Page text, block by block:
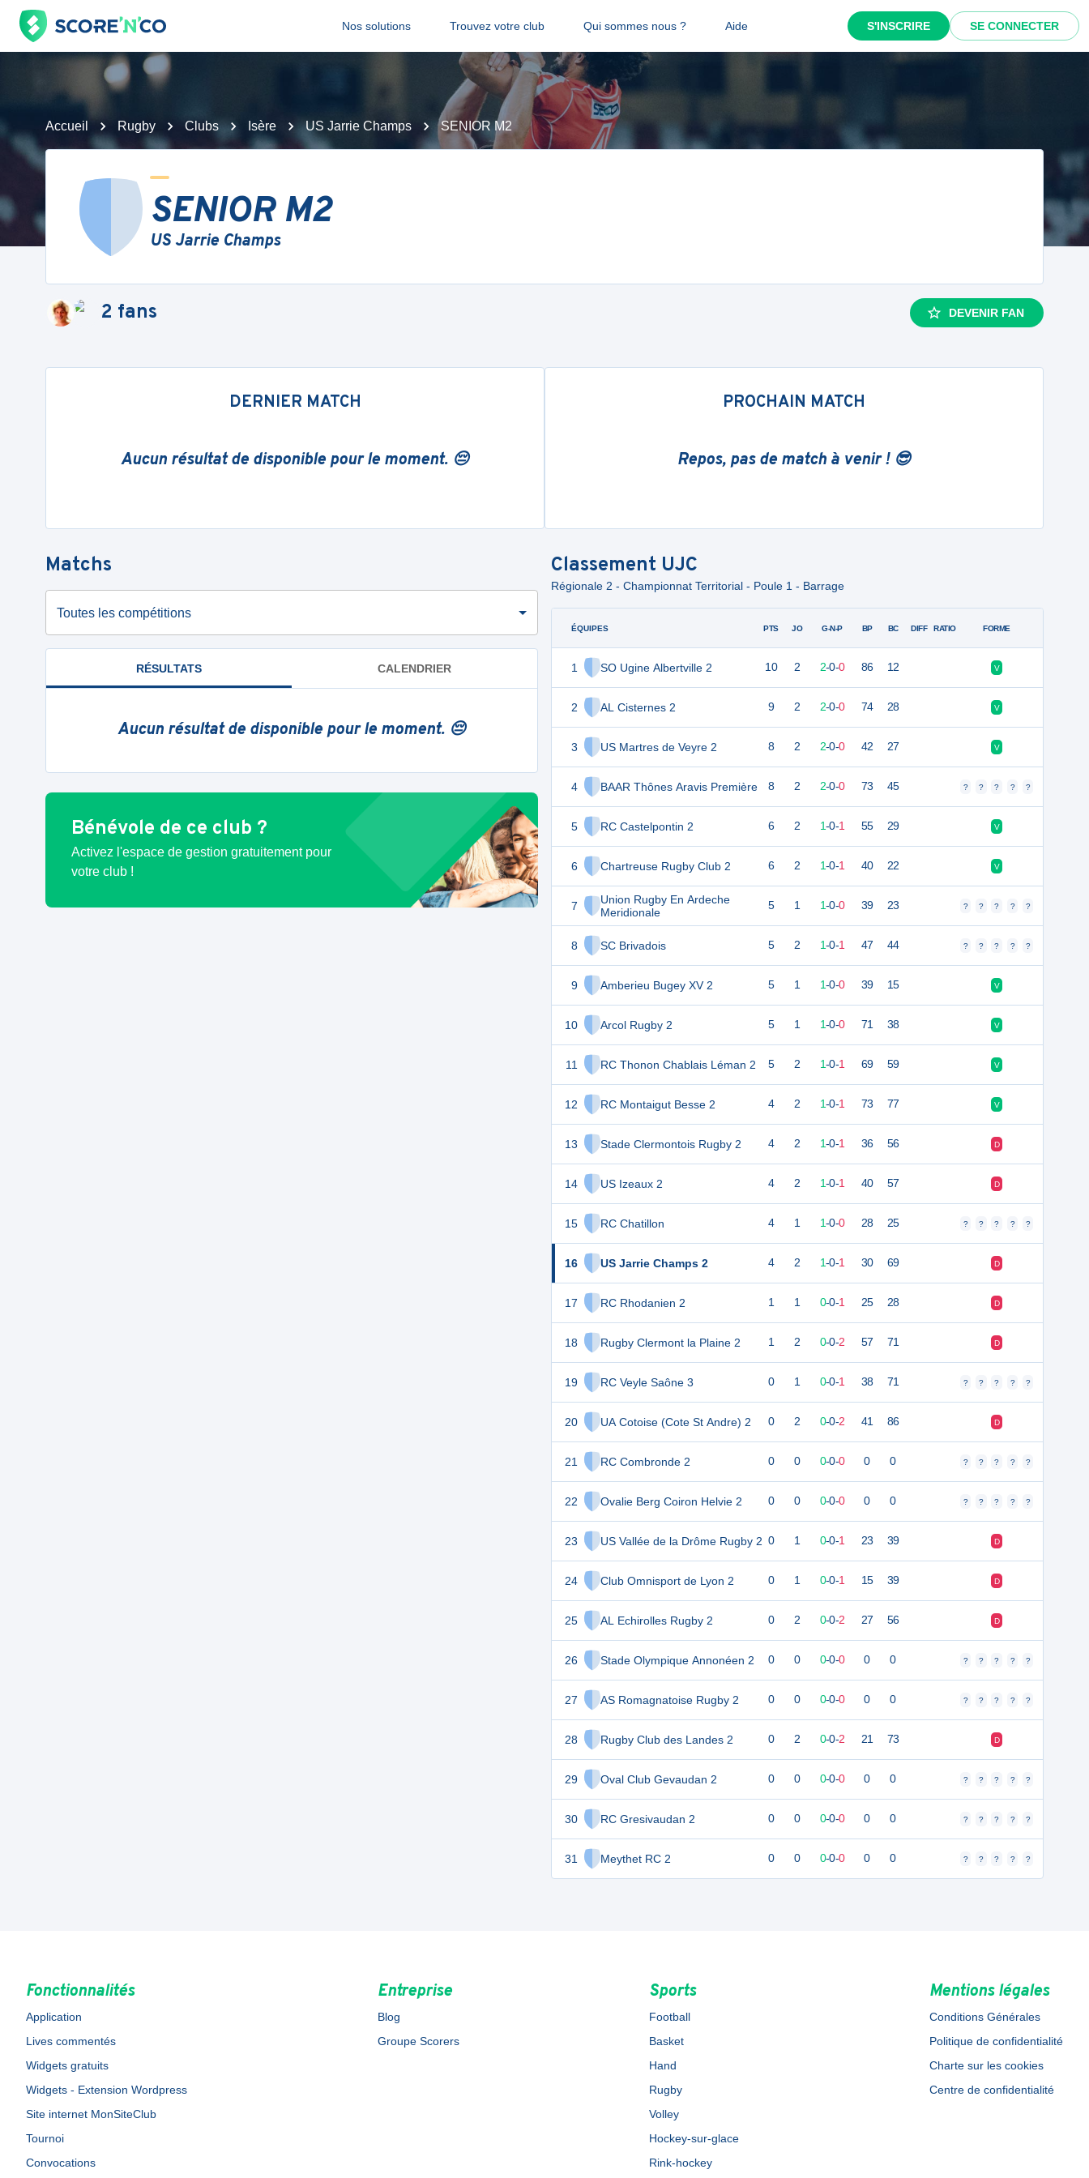
Nos solutions Trouvez votre club Qui sommes nous ? Aide S'INSCRIRE SE CONNECTER
Accueil Rugby Clubs Isère US Jarrie Champs SENIOR M2
SENIOR M2
US Jarrie Champs
2 fans DEVENIR FAN
DERNIER MATCH
Aucun résultat de disponible pour le moment. 😔
PROCHAIN MATCH
Repos, pas de match à venir ! 😎
Matchs
Toutes les compétitions
RÉSULTATS CALENDRIER
Aucun résultat de disponible pour le moment. 😔
Bénévole de ce club ?
Activez l'espace de gestion gratuitement pour
votre club !
Classement UJC
Régionale 2 - Championnat Territorial - Poule 1 - Barrage
ÉQUIPES
1 SO Ugine Albertville 2
2 AL Cisternes 2
3 US Martres de Veyre 2
4 BAAR Thônes Aravis Première
5 RC Castelpontin 2
6 Chartreuse Rugby Club 2
7
Union Rugby En Ardeche
Meridionale
8 SC Brivadois
9 Amberieu Bugey XV 2
10 Arcol Rugby 2
11 RC Thonon Chablais Léman 2
12 RC Montaigut Besse 2
13 Stade Clermontois Rugby 2
14 US Izeaux 2
15 RC Chatillon
16 US Jarrie Champs 2
17 RC Rhodanien 2
18 Rugby Clermont la Plaine 2
19 RC Veyle Saône 3
20 UA Cotoise (Cote St Andre) 2
21 RC Combronde 2
22 Ovalie Berg Coiron Helvie 2
23 US Vallée de la Drôme Rugby 2
24 Club Omnisport de Lyon 2
25 AL Echirolles Rugby 2
26 Stade Olympique Annonéen 2
27 AS Romagnatoise Rugby 2
28 Rugby Club des Landes 2
29 Oval Club Gevaudan 2
30 RC Gresivaudan 2
31 Meythet RC 2
PTS JO G-N-P BP BC DIFF RATIO FORME
10 2 2-0-0 86 12 V
9 2 2-0-0 74 28 V
8 2 2-0-0 42 27 V
8 2 2-0-0 73 45 ? ? ? ? ?
6 2 1-0-1 55 29 V
6 2 1-0-1 40 22 V
5 1 1-0-0 39 23 ? ? ? ? ?
5 2 1-0-1 47 44 ? ? ? ? ?
5 1 1-0-0 39 15 V
5 1 1-0-0 71 38 V
5 2 1-0-1 69 59 V
4 2 1-0-1 73 77 V
4 2 1-0-1 36 56 D
4 2 1-0-1 40 57 D
4 1 1-0-0 28 25 ? ? ? ? ?
4 2 1-0-1 30 69 D
1 1 0-0-1 25 28 D
1 2 0-0-2 57 71 D
0 1 0-0-1 38 71 ? ? ? ? ?
0 2 0-0-2 41 86 D
0 0 0-0-0 0 0 ? ? ? ? ?
0 0 0-0-0 0 0 ? ? ? ? ?
0 1 0-0-1 23 39 D
0 1 0-0-1 15 39 D
0 2 0-0-2 27 56 D
0 0 0-0-0 0 0 ? ? ? ? ?
0 0 0-0-0 0 0 ? ? ? ? ?
0 2 0-0-2 21 73 D
0 0 0-0-0 0 0 ? ? ? ? ?
0 0 0-0-0 0 0 ? ? ? ? ?
0 0 0-0-0 0 0 ? ? ? ? ?
Fonctionnalités
Application
Lives commentés
Widgets gratuits
Widgets - Extension Wordpress
Site internet MonSiteClub
Tournoi
Convocations
Entreprise
Blog
Groupe Scorers
Sports
Football
Basket
Hand
Rugby
Volley
Hockey-sur-glace
Rink-hockey
Mentions légales
Conditions Générales
Politique de confidentialité
Charte sur les cookies
Centre de confidentialité